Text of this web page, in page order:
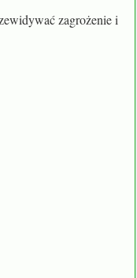
zagrożenie i